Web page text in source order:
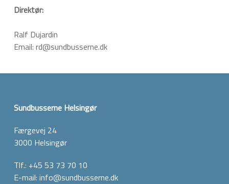
Direktør:
Ralf Dujardin
Email: rd@sundbusserne.dk
Sundbusserne Helsingør
Færgevej 24
3000 Helsingør
Tlf.: +45 53 73 70 10
E-mail: info@sundbusserne.dk